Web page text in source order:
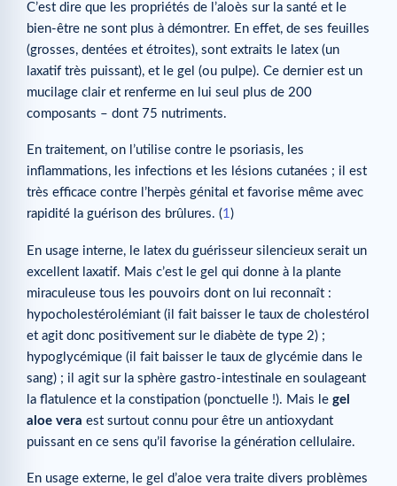
C’est dire que les propriétés de l’aloès sur la santé et le
bien-être ne sont plus à démontrer. En effet, de ses feuilles
(grosses, dentées et étroites), sont extraits le latex (un
laxatif très puissant), et le gel (ou pulpe). Ce dernier est un
mucilage clair et renferme en lui seul plus de 200
composants – dont 75 nutriments.
En traitement, on l’utilise contre le psoriasis, les
inflammations, les infections et les lésions cutanées ; il est
très efficace contre l’herpès génital et favorise même avec
rapidité la guérison des brûlures. (1)
En usage interne, le latex du guérisseur silencieux serait un
excellent laxatif. Mais c’est le gel qui donne à la plante
miraculeuse tous les pouvoirs dont on lui reconnaît :
hypocholestérolémiant (il fait baisser le taux de cholestérol
et agit donc positivement sur le diabète de type 2) ;
hypoglycémique (il fait baisser le taux de glycémie dans le
sang) ; il agit sur la sphère gastro-intestinale en soulageant
la flatulence et la constipation (ponctuelle !). Mais le gel
aloe vera est surtout connu pour être un antioxydant
puissant en ce sens qu’il favorise la génération cellulaire.
En usage externe, le gel d’aloe vera traite divers problèmes